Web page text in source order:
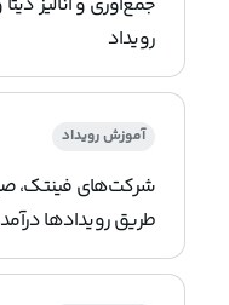
رویداد
آموزش رویداد
شرکت‌های فینتک،
طریق رویدادها